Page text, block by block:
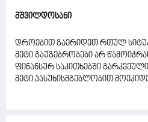
მშვილდოსანი
დროებით გაერიდეთ რთულ
მეტი გაუგებრობები არ
ფინანსურ საკითხებში
მეტი პასუხისმგებლობით